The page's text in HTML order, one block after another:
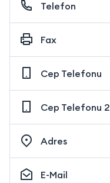
Telefon
Fax
Cep Telefonu
Cep Telefonu 2
Adres
E-Mail